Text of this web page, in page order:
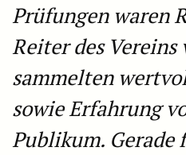
Prüfungen waren
Reiter des
sammelten
sowie Erfahrung
Publikum. Gerade